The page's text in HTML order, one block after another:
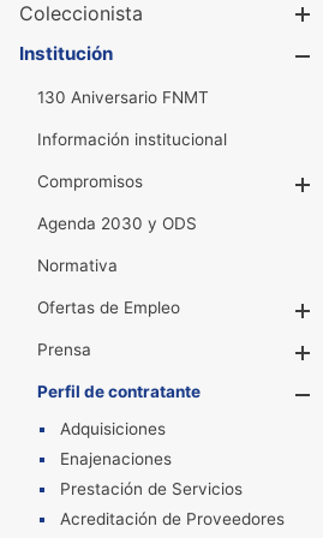
Coleccionista
Institución
130 Aniversario FNMT
Información institucional
Compromisos
Agenda 2030 y ODS
Normativa
Ofertas de Empleo
Prensa
Perfil de contratante
Adquisiciones
Enajenaciones
Prestación de Servicios
Acreditación de Proveedores